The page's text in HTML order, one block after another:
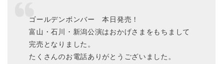
ゴールデンボンバー 本日発売！
富山・石川・新潟公演はおかげさまをもちまして
完売となりました。
たくさんのお電話ありがとうございました。